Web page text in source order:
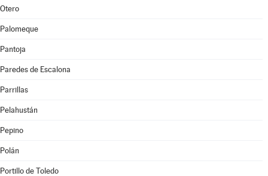
Otero
Palomeque
Pantoja
Paredes de Escalona
Parrillas
Pelahustán
Pepino
Polán
Portillo de Toledo